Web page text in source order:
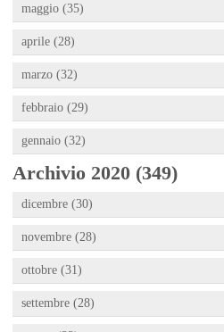
maggio (35)
aprile (28)
marzo (32)
febbraio (29)
gennaio (32)
Archivio 2020 (349)
dicembre (30)
novembre (28)
ottobre (31)
settembre (28)